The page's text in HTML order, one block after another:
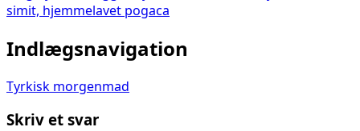
Indlægsnavigation
Tyrkisk morgenmad
Skriv et svar